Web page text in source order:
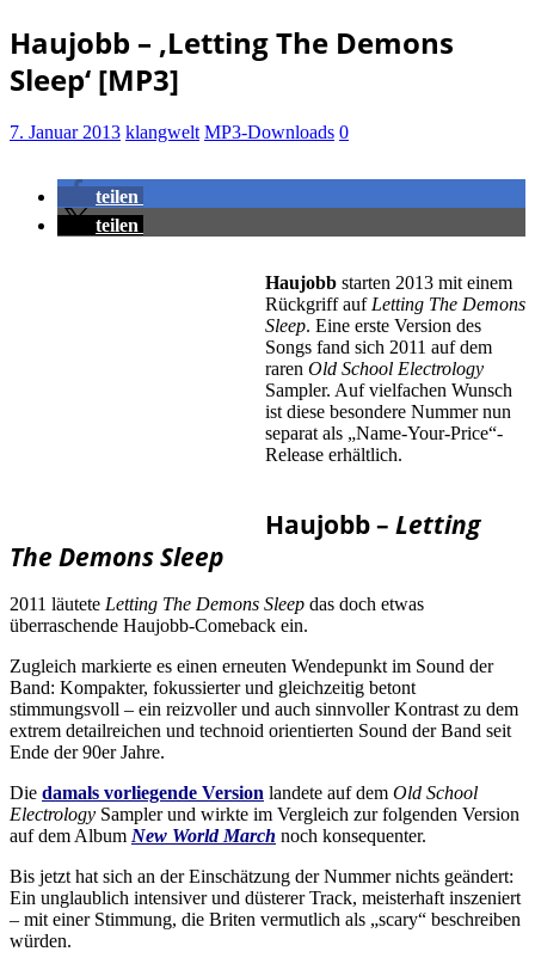
Haujobb – ‚Letting The Demons
Sleep‘ [MP3]
7. Januar 2013 klangwelt MP3-Downloads 0
teilen
teilen
Haujobb starten 2013 mit einem
Rückgriff auf Letting The Demons
Sleep. Eine erste Version des
Songs fand sich 2011 auf dem
raren Old School Electrology
Sampler. Auf vielfachen Wunsch
ist diese besondere Nummer nun
separat als „Name-Your-Price“-
Release erhältlich.
Haujobb – Letting
The Demons Sleep
2011 läutete Letting The Demons Sleep das doch etwas
überraschende Haujobb-Comeback ein.
Zugleich markierte es einen erneuten Wendepunkt im Sound der
Band: Kompakter, fokussierter und gleichzeitig betont
stimmungsvoll – ein reizvoller und auch sinnvoller Kontrast zu dem
extrem detailreichen und technoid orientierten Sound der Band seit
Ende der 90er Jahre.
Die damals vorliegende Version landete auf dem Old School
Electrology Sampler und wirkte im Vergleich zur folgenden Version
auf dem Album New World March noch konsequenter.
Bis jetzt hat sich an der Einschätzung der Nummer nichts geändert:
Ein unglaublich intensiver und düsterer Track, meisterhaft inszeniert
– mit einer Stimmung, die Briten vermutlich als „scary“ beschreiben
würden.